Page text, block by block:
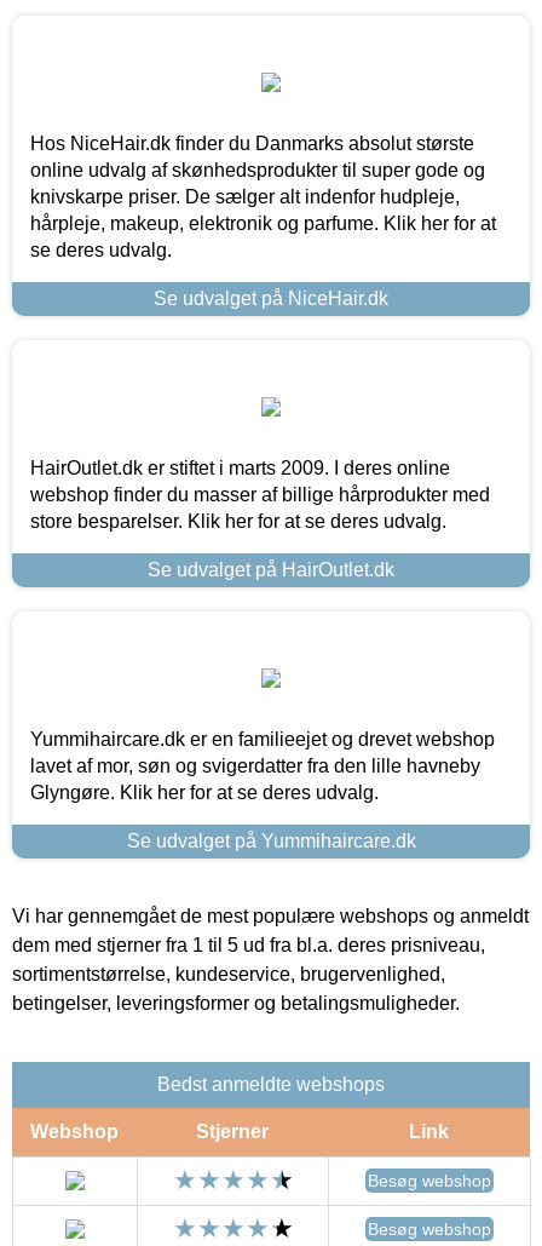
Hos NiceHair.dk finder du Danmarks absolut største
online udvalg af skønhedsprodukter til super gode og
knivskarpe priser. De sælger alt indenfor hudpleje,
hårpleje, makeup, elektronik og parfume. Klik her for at
se deres udvalg.
Se udvalget på NiceHair.dk
HairOutlet.dk er stiftet i marts 2009. I deres online
webshop finder du masser af billige hårprodukter med
store besparelser. Klik her for at se deres udvalg.
Se udvalget på HairOutlet.dk
Yummihaircare.dk er en familieejet og drevet webshop
lavet af mor, søn og svigerdatter fra den lille havneby
Glyngøre. Klik her for at se deres udvalg.
Se udvalget på Yummihaircare.dk
Vi har gennemgået de mest populære webshops og anmeldt
dem med stjerner fra 1 til 5 ud fra bl.a. deres prisniveau,
sortimentstørrelse, kundeservice, brugervenlighed,
betingelser, leveringsformer og betalingsmuligheder.
Bedst anmeldte webshops
Webshop Stjerner Link
Besøg webshop
Besøg webshop